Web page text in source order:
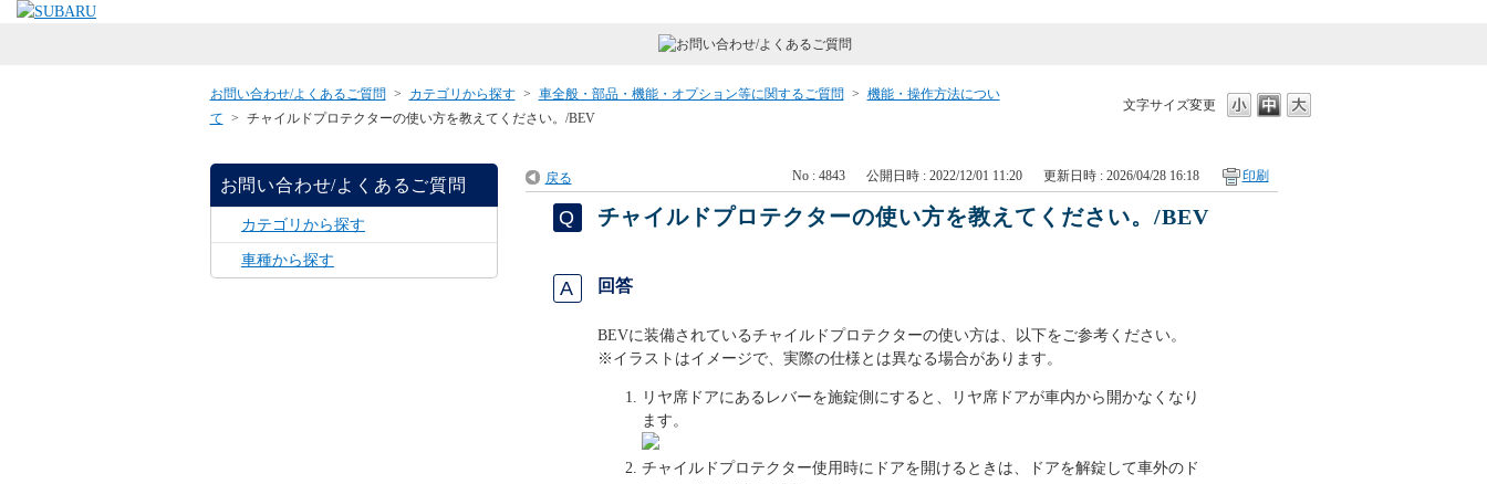
文字サイズ変更
お問い合わせ/よくあるご質問 > カテゴリから探す > 車全般・部品・機能・オプション等に関するご質問 > 機能・操作方法につい
て > チャイルドプロテクターの使い方を教えてください。/BEV
お問い合わせ/よくあるご質問
カテゴリから探す
車種から探す
戻る No : 4843 公開日時 : 2022/12/01 11:20 更新日時 : 2026/04/28 16:18 印刷
チャイルドプロテクターの使い方を教えてください。/BEV
回答
BEVに装備されているチャイルドプロテクターの使い方は、以下をご参考ください。
※イラストはイメージで、実際の仕様とは異なる場合があります。
リヤ席ドアにあるレバーを施錠側にすると、リヤ席ドアが車内から開かなくなり
ます。
チャイルドプロテクター使用時にドアを開けるときは、ドアを解錠して車外のド